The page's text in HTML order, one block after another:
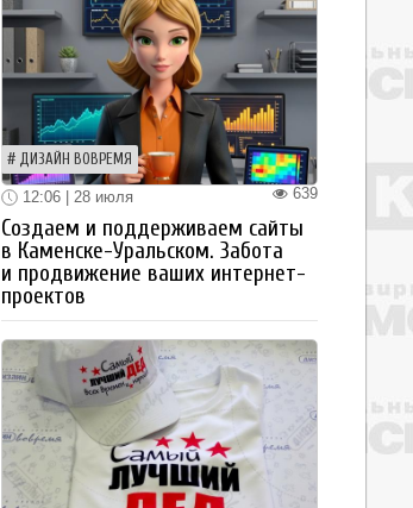
ДИЗАЙН ВОВРЕМЯ
639
12:06 | 28 июля
Создаем и поддерживаем сайты
в Каменске-Уральском. Забота
и продвижение ваших интернет-
проектов